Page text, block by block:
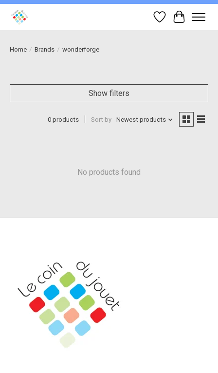
Wish List
Cart
Home / Brands / wonderforge
Show filters
0 products Sort by Newest products
No products found